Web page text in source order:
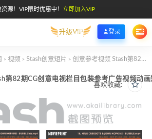
源！VIP限时优惠中！ 立即加入VIP
升级VIP 登录
> 视频 > Stash创意短片 > 创意参考视频 Stash第82期CG创意电视栏目包装参考广告视频动画短片
喜欢收藏:
第82期CG创意电视栏目包装参考广告视频动画